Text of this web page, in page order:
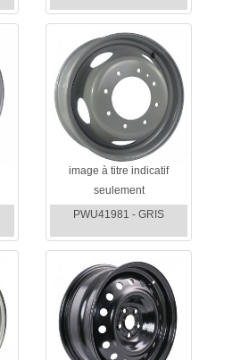
image à titre indicatif
seulement
PWU41981 - GRIS